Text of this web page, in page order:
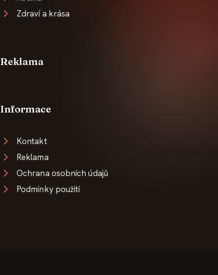
Zdraví a krása
Reklama
Informace
Kontakt
Reklama
Ochrana osobních údajů
Podmínky použití